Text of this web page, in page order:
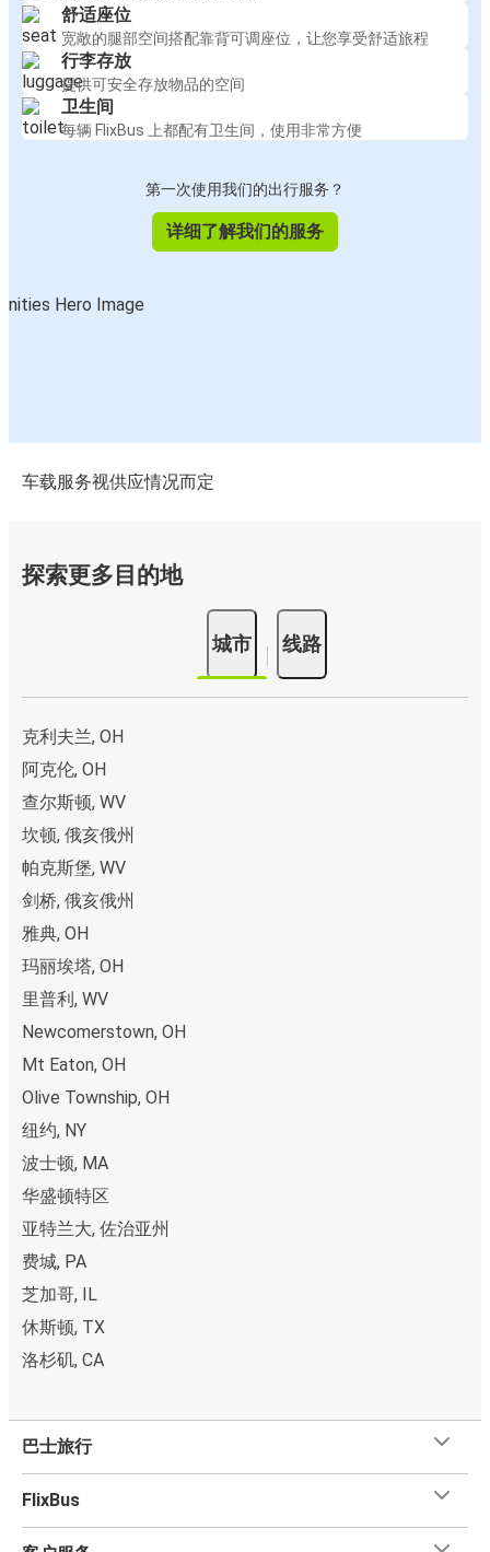
舒适座位
宽敞的腿部空间搭配靠背可调座位，让您享受舒适旅程
行李存放
提供可安全存放物品的空间
卫生间
每辆 FlixBus 上都配有卫生间，使用非常方便
第一次使用我们的出行服务？
详细了解我们的服务
车载服务视供应情况而定
探索更多目的地
城市 线路
克利夫兰, OH
阿克伦, OH
查尔斯顿, WV
坎顿, 俄亥俄州
帕克斯堡, WV
剑桥, 俄亥俄州
雅典, OH
玛丽埃塔, OH
里普利, WV
Newcomerstown, OH
Mt Eaton, OH
Olive Township, OH
纽约, NY
波士顿, MA
华盛顿特区
亚特兰大, 佐治亚州
费城, PA
芝加哥, IL
休斯顿, TX
洛杉矶, CA
巴士旅行
FlixBus